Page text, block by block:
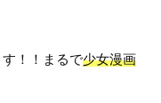
！！まるで少女漫画